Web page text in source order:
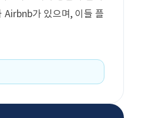
Airbnb가 있으며, 이들 플